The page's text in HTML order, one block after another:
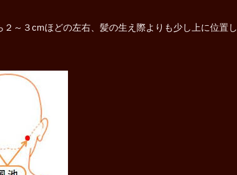
～３cmほどの左右、髪の生え際よりも少し上に位置し